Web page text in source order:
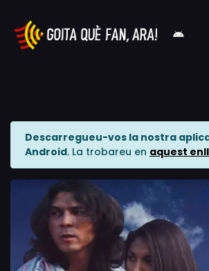
Descarregueu-vos la nostra
Android. La trobareu en aquest